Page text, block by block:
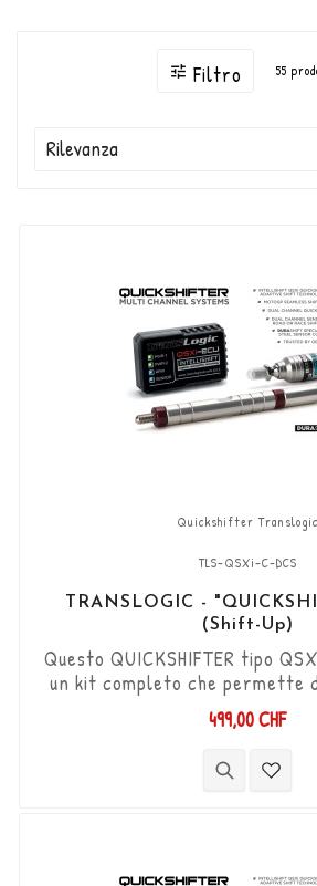
 Filtro 55
Rilevanza
Quickshifter Translogic
TLS-QSXi-C-DCS
TRANSLOGIC -
(Shift-Up)
Questo QUICKSHIFTER tipo
un kit completo che permette
marce (Shift-Up) senza
Kit "Plug & Play" compatibile
"Standard e Reverse". Il sensore DCS
499,00 CHF